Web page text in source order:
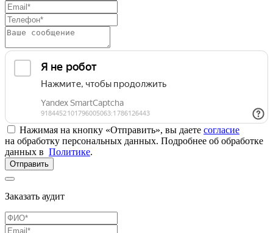
Нажимая на кнопку «Отправить», вы даете согласие
на обработку персональных данных. Подробнее об обработке
данных в Политике.
Отправить
Заказать аудит